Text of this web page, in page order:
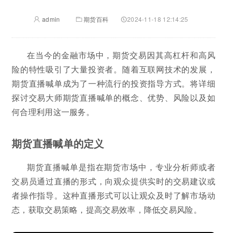
admin 期货百科 2024-11-18 12:14:25
在当今的金融市场中，期货交易因其高杠杆和高风
险的特性吸引了大量投资者。随着互联网技术的发展，
期货直播喊单成为了一种流行的投资指导方式。将详细
探讨交易大师期货直播喊单的概念、优势、风险以及如
何合理利用这一服务。
期货直播喊单的定义
期货直播喊单是指在期货市场中，专业分析师或者
交易员通过直播的形式，向观众提供实时的交易建议或
者操作指导。这种直播形式可以让观众及时了解市场动
态，获取交易策略，提高交易效率，降低交易风险。